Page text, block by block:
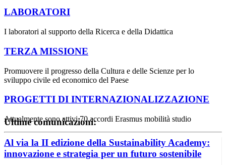
LABORATORI
I laboratori al supporto della Ricerca e della Didattica
TERZA MISSIONE
Promuovere il progresso della Cultura e delle Scienze per lo
sviluppo civile ed economico del Paese
PROGETTI DI INTERNAZIONALIZZAZIONE
Attualmente sono attivi 70 accordi Erasmus mobilità studio
Ultime comunicazioni:
Al via la II edizione della Sustainability Academy:
innovazione e strategia per un futuro sostenibile